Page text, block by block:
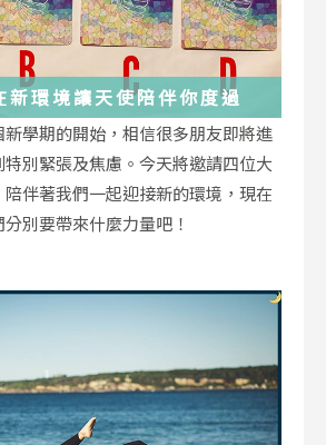
新環境讓天使陪伴你度過
學期的開始，相信很多朋友即將進
別緊張及焦慮。今天將邀請四位大
伴著我們一起迎接新的環境，現在
別要帶來什麼力量吧！